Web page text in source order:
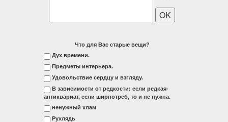
Что для Вас старые вещи?
Дух времени.
Предметы интерьера.
Удовольствие сердцу и взгляду.
В зависимости от редкости: если редкая-
антиквариат, если ширпотреб, то и не нужна.
ненужный хлам
Рухлядь